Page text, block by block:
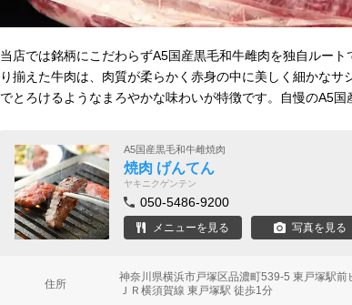
当店では銘柄にこだわらずA5国産黒毛和牛雌肉を独自ルー
り揃えた牛肉は、肉質が柔らかく赤身の中に美しく細かな
でとろけるようなまろやかな味わいが特徴です。自慢のA5国
A5国産黒毛和牛雌焼肉
焼肉 げんてん
ヤキニクゲンテン
050-5486-9200
メニューを見る 写真を見る
住所
神奈川県横浜市戸塚区品濃町539-5 東戸塚駅
ＪＲ横須賀線 東戸塚駅 徒歩1分